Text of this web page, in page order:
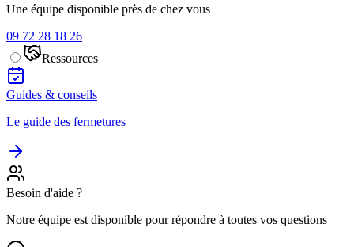
Une équipe disponible près de chez vous
09 72 28 18 26
Ressources
Guides & conseils
Le guide des fermetures
Besoin d'aide ?
Notre équipe est disponible pour répondre à toutes vos questions